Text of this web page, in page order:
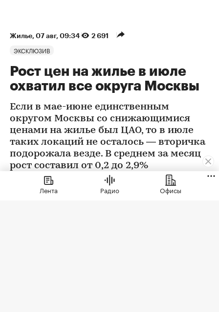
Жилье⁠, 07 авг, 09:34 2 691
ЭКСКЛЮЗИВ
Рост цен на жилье в июле
охватил все округа Москвы
Если в мае-июне единственным
округом Москвы со снижающимися
ценами на жилье был ЦАО, то в июле
таких локаций не осталось — вторичка
подорожала везде. В среднем за месяц
рост составил от 0,2 до 2,9%
Лента Радио Офисы